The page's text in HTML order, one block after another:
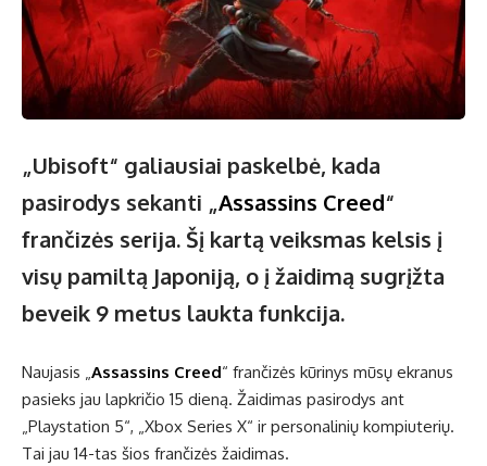
„Ubisoft“ galiausiai paskelbė, kada
pasirodys sekanti „Assassins Creed“
frančizės serija. Šį kartą veiksmas kelsis į
visų pamiltą Japoniją, o į žaidimą sugrįžta
beveik 9 metus laukta funkcija.
Naujasis „Assassins Creed“ frančizės kūrinys mūsų ekranus
pasieks jau lapkričio 15 dieną. Žaidimas pasirodys ant
„Playstation 5“, „Xbox Series X“ ir personalinių kompiuterių.
Tai jau 14-tas šios frančizės žaidimas.